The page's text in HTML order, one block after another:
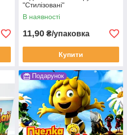
"Стилізовані"
В наявності
11,90 ₴/упаковка
Купити
Подарунок